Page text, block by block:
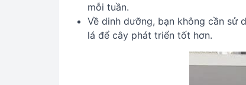
mỗi tuần.
Về dinh dưỡng, bạn không cần sử
lá để cây phát triển tốt hơn.